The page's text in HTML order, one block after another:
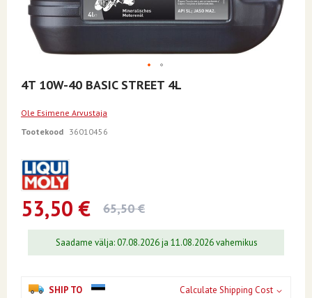
Skip
to
beginning
of
gallery
4T 10W-40 BASIC STREET 4L
Ole Esimene Arvustaja
Tootekood 36010456
53,50 € 65,50 €
Saadame välja: 07.08.2026 ja 11.08.2026 vahemikus
SHIP TO Calculate Shipping Cost